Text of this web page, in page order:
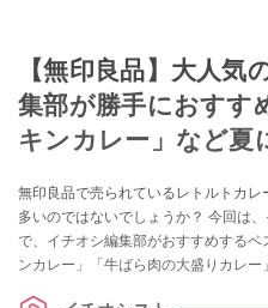
【無印良品】大人
集部が勝手におすす
キンカレー」など夏
無印良品で売られているレトルトカ
多いのではないでしょうか？ 今回は
で、イチオシ編集部がおすすめする
ンカレー」「牛ばら肉の大盛りカレー